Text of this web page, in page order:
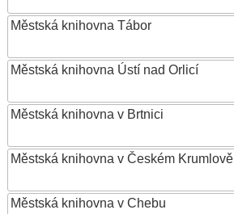
Městská knihovna Tábor
Městská knihovna Ústí nad Orlicí
Městská knihovna v Brtnici
Městská knihovna v Českém Krumlově
Městská knihovna v Chebu